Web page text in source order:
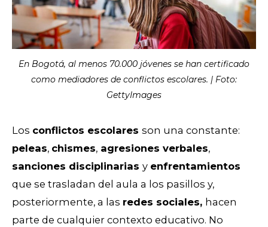
En Bogotá, al menos 70.000 jóvenes se han certificado
como mediadores de conflictos escolares. | Foto:
GettyImages
Los conflictos escolares son una constante:
peleas, chismes, agresiones verbales,
sanciones disciplinarias y enfrentamientos
que se trasladan del aula a los pasillos y,
posteriormente, a las redes sociales, hacen
parte de cualquier contexto educativo. No